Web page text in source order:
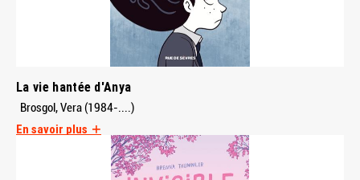
La vie hantée d'Anya
Brosgol, Vera (1984-....)
En savoir plus